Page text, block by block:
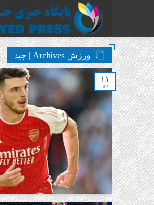
ورزش Archives | جید
۱۱
دی